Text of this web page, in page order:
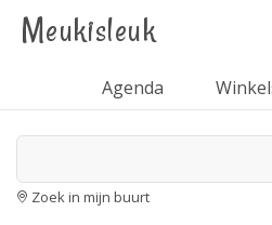
Meukisleuk
Agenda
Zoek in mijn buurt